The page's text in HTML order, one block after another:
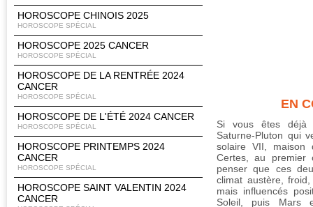
HOROSCOPE CHINOIS 2025
HOROSCOPE SPÉCIAL
HOROSCOPE 2025 CANCER
HOROSCOPE SPÉCIAL
HOROSCOPE DE LA RENTRÉE 2024
CANCER
HOROSCOPE SPÉCIAL
HOROSCOPE DE L'ÉTÉ 2024 CANCER
HOROSCOPE SPÉCIAL
HOROSCOPE PRINTEMPS 2024
CANCER
HOROSCOPE SPÉCIAL
HOROSCOPE SAINT VALENTIN 2024
CANCER
EN
Si vous êtes déjà
Saturne-Pluton qui
solaire VII,
Certes, au premier
penser que ces
climat austère,
mais influencés
Soleil, puis Mars